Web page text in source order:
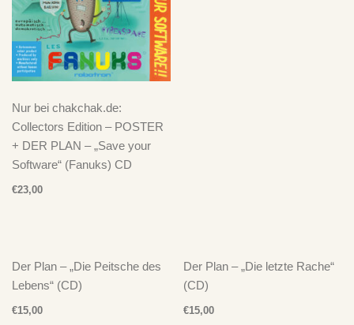
Nur bei chakchak.de:
Collectors Edition – POSTER
+ DER PLAN – „Save your
Software“ (Fanuks) CD
€23,00
Der Plan – „Die Peitsche des
Lebens“ (CD)
€15,00
Der Plan – „Die letzte Rache“
(CD)
€15,00